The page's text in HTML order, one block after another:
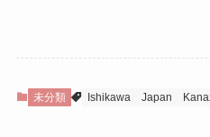
未分類 Ishikawa Japan